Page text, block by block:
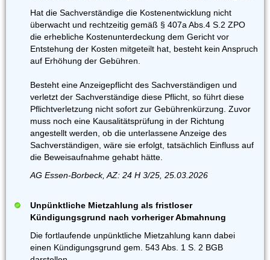
Hat die Sachverständige die Kostenentwicklung nicht
überwacht und rechtzeitig gemäß § 407a Abs.4 S.2 ZPO
die erhebliche Kostenunterdeckung dem Gericht vor
Entstehung der Kosten mitgeteilt hat, besteht kein Anspruch
auf Erhöhung der Gebühren.
Besteht eine Anzeigepflicht des Sachverständigen und
verletzt der Sachverständige diese Pflicht, so führt diese
Pflichtverletzung nicht sofort zur Gebührenkürzung. Zuvor
muss noch eine Kausalitätsprüfung in der Richtung
angestellt werden, ob die unterlassene Anzeige des
Sachverständigen, wäre sie erfolgt, tatsächlich Einfluss auf
die Beweisaufnahme gehabt hätte.
AG Essen-Borbeck, AZ: 24 H 3/25, 25.03.2026
Unpünktliche Mietzahlung als fristloser
Kündigungsgrund nach vorheriger Abmahnung
Die fortlaufende unpünktliche Mietzahlung kann dabei
einen Kündigungsgrund gem. 543 Abs. 1 S. 2 BGB